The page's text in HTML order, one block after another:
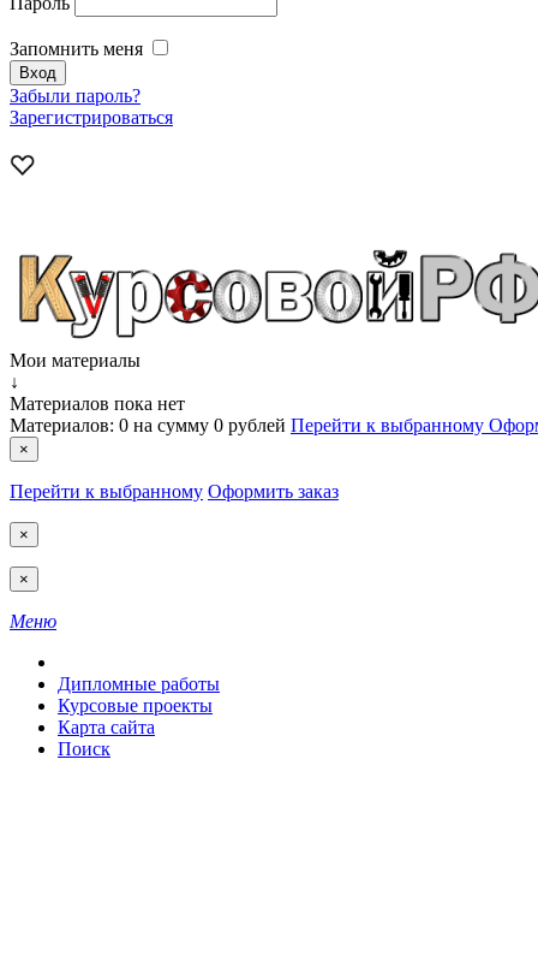
Запомнить меня
Забыли пароль?
Зарегистрироваться
Мои материалы
↓
Материалов пока нет
Материалов: 0 на сумму 0 рублей Перейти к выбранному
×
Перейти к выбранному Оформить заказ
×
×
Меню
Дипломные работы
Курсовые проекты
Карта сайта
Поиск